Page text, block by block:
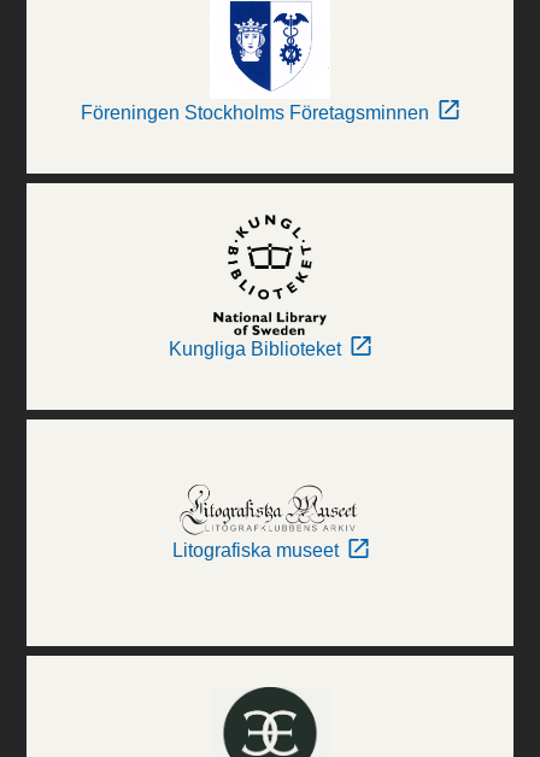
Föreningen Stockholms Företagsminnen
Kungliga Biblioteket
Litografiska museet